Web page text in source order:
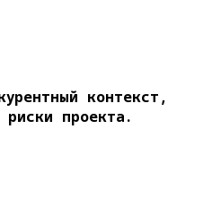
контекст,
проекта.